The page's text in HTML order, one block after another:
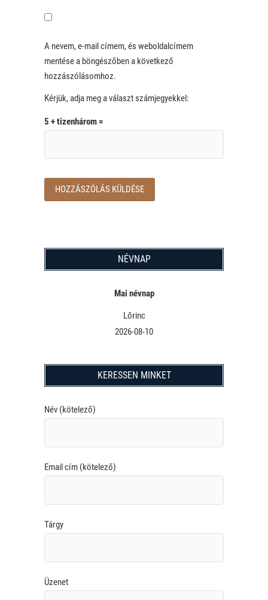
A nevem, e-mail címem, és weboldalcímem
mentése a böngészőben a következő
hozzászólásomhoz.
Kérjük, adja meg a választ számjegyekkel:
5 + tizenhárom =
NÉVNAP
Mai névnap
Lőrinc
2026-08-10
KERESSEN MINKET
Név (kötelező)
Email cím (kötelező)
Tárgy
Üzenet